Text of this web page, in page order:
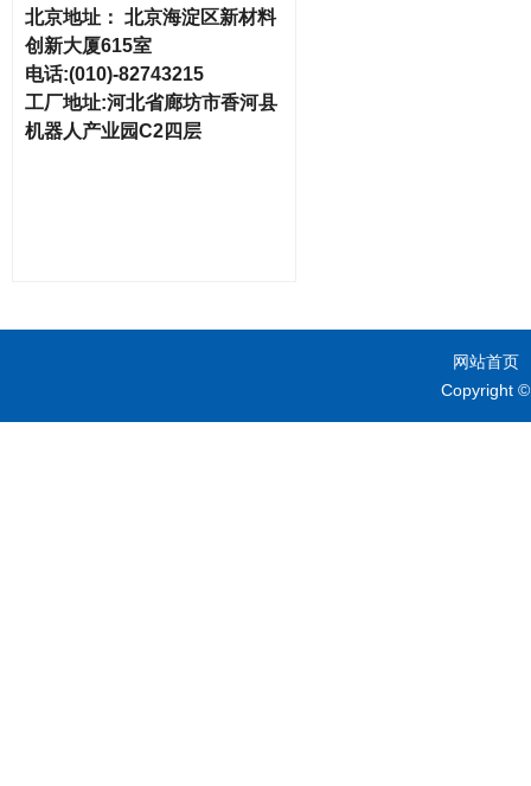
北京地址： 北京海淀区新材料
创新大厦615室
电话:(010)-82743215
工厂地址:河北省廊坊市香河县
机器人产业园C2四层
网站首页
Copyright